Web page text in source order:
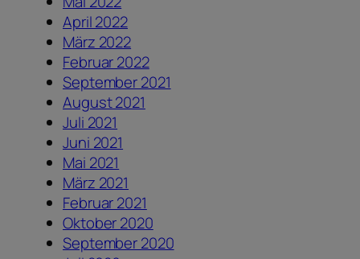
April 2022
März 2022
Februar 2022
September 2021
August 2021
Juli 2021
Juni 2021
Mai 2021
März 2021
Februar 2021
Oktober 2020
September 2020